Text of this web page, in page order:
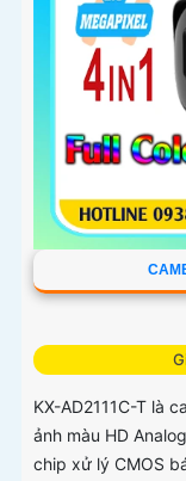
KX-AD2111C-T là
ảnh màu HD
chip xử lý CMOS